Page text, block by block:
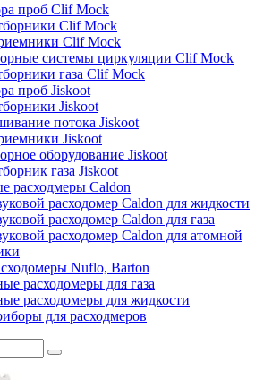
проб Clif Mock
Clif Mock
Clif Mock
системы циркуляции Clif Mock
газа Clif Mock
проб Jiskoot
Jiskoot
потока Jiskoot
Jiskoot
оборудование Jiskoot
газа Jiskoot
расходмеры Caldon
расходомер Caldon для жидкости
расходомер Caldon для газа
расходомер Caldon для атомной
Nuflo, Barton
расходомеры для газа
расходомеры для жидкости
для расходмеров